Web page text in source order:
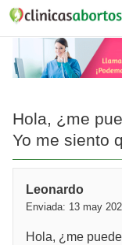
Hola, ¿me
Yo me siento
Leonardo
Enviada: 13 may
Hola, ¿me